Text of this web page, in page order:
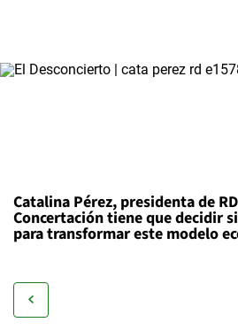
Catalina Pérez, presidenta de
Concertación tiene que decidir
para transformar este modelo